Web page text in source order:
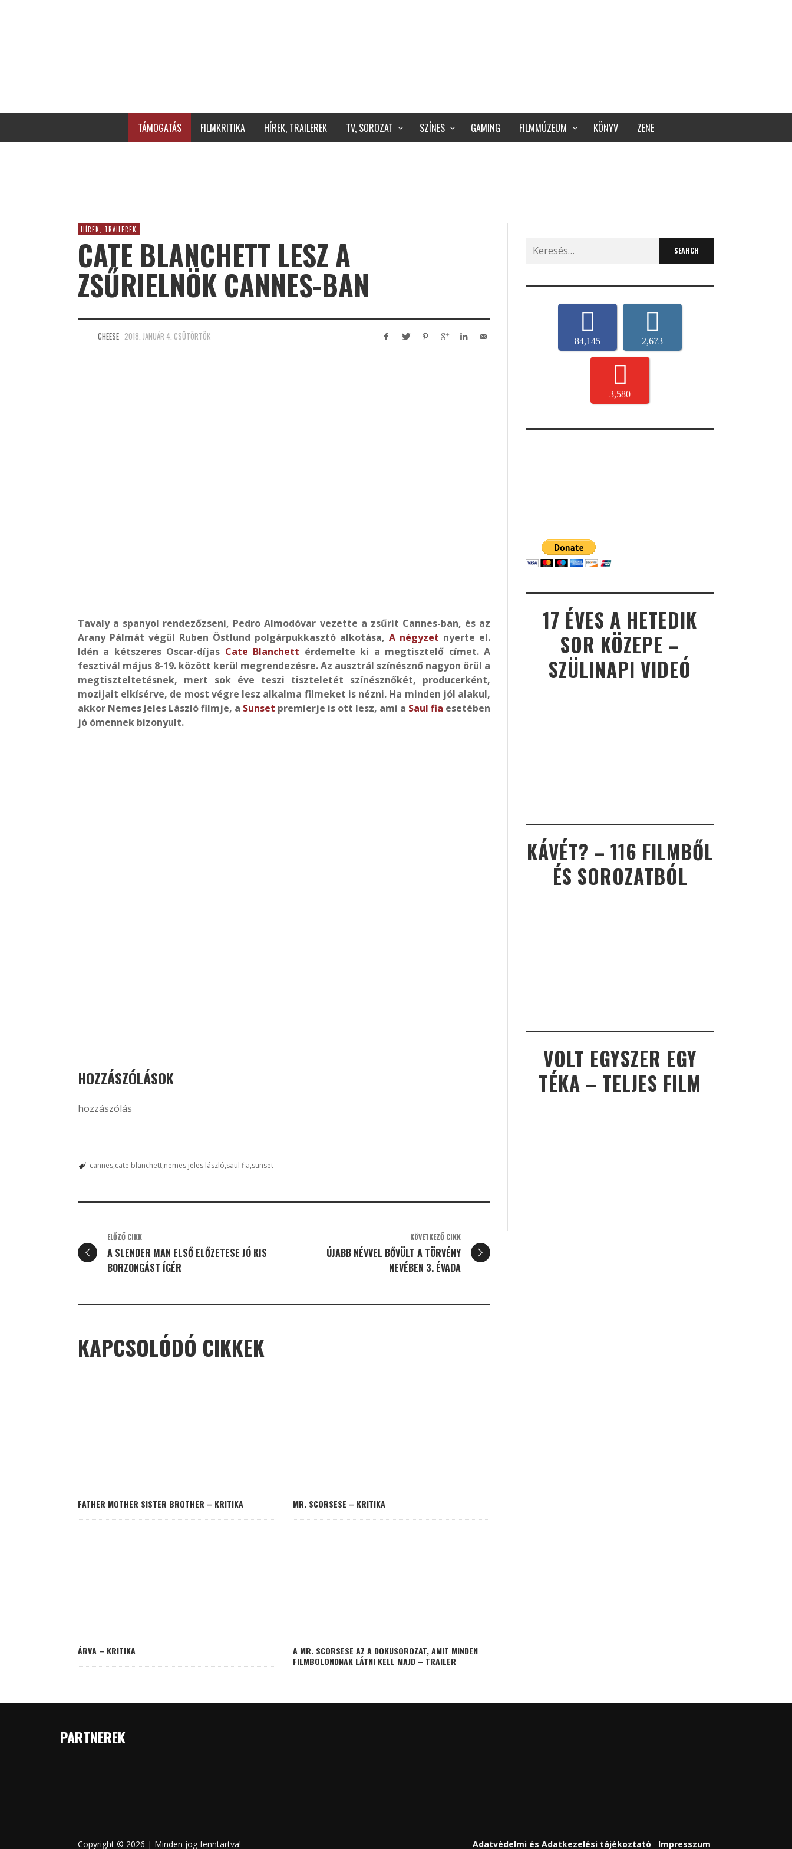
TÁMOGATÁS FILMKRITIKA HÍREK, TRAILEREK TV, SOROZAT SZÍNES GAMING FILMMÚZEUM KÖNYV ZENE
HÍREK, TRAILEREK
CATE BLANCHETT LESZ A
ZSŰRIELNÖK CANNES-BAN
CHEESE 2018. JANUÁR 4. CSÜTÖRTÖK
Tavaly a spanyol rendezőzseni, Pedro Almodóvar vezette a zsűrit Cannes-ban, és az
Arany Pálmát végül Ruben Östlund polgárpukkasztó alkotása, A négyzet nyerte el.
Idén a kétszeres Oscar-díjas Cate Blanchett érdemelte ki a megtisztelő címet. A
fesztivál május 8-19. között kerül megrendezésre. Az ausztrál színésznő nagyon örül a
megtiszteltetésnek, mert sok éve teszi tiszteletét színésznőkét, producerként,
mozijait elkísérve, de most végre lesz alkalma filmeket is nézni. Ha minden jól alakul,
akkor Nemes Jeles László filmje, a Sunset premierje is ott lesz, ami a Saul fia esetében
jó ómennek bizonyult.
HOZZÁSZÓLÁSOK
hozzászólás
cannes cate blanchett nemes jeles lászló saul fia sunset
ELŐZŐ CIKK
A SLENDER MAN ELSŐ ELŐZETESE JÓ KIS
BORZONGÁST ÍGÉR
KÖVETKEZŐ CIKK
ÚJABB NÉVVEL BŐVÜLT A TÖRVÉNY
NEVÉBEN 3. ÉVADA
KAPCSOLÓDÓ CIKKEK
FATHER MOTHER SISTER BROTHER – KRITIKA MR. SCORSESE – KRITIKA
ÁRVA – KRITIKA
A MR. SCORSESE AZ A DOKUSOROZAT, AMIT MINDEN
FILMBOLONDNAK LÁTNI KELL MAJD – TRAILER
Search
for:
84,145 2,673
3,580
17 ÉVES A HETEDIK
SOR KÖZEPE –
SZÜLINAPI VIDEÓ
KÁVÉT? – 116 FILMBŐL
ÉS SOROZATBÓL
VOLT EGYSZER EGY
TÉKA – TELJES FILM
PARTNEREK
Copyright © 2026 | Minden jog fenntartva! Adatvédelmi és Adatkezelési tájékoztató Impresszum